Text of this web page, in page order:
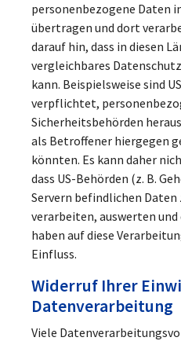
personenbezogene Daten
übertragen und dort
darauf hin, dass in diesen
vergleichbares
kann. Beispielsweise sind
verpflichtet,
Sicherheitsbehörden
als Betroffener hiergegen
könnten. Es kann daher
dass US-Behörden (z. B.
Servern befindlichen Daten
verarbeiten, auswerten
haben auf diese
Einfluss.
Widerruf Ihrer
Datenverarbeitung
Viele